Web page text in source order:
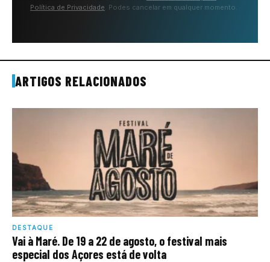
Política de Privacidade . Podes cancelar em qualquer momento.
ARTIGOS RELACIONADOS
DESTAQUE
Vai à Maré. De 19 a 22 de agosto, o festival mais
especial dos Açores está de volta